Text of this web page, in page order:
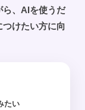
ら、AIを使うだ
けたい方に向
たい